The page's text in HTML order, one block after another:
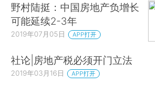
野村陆挺：中国房地产负增长
可能延续2-3年
2019年07月05日 APP打开
社论|房地产税必须开门立法
2019年03月16日 APP打开